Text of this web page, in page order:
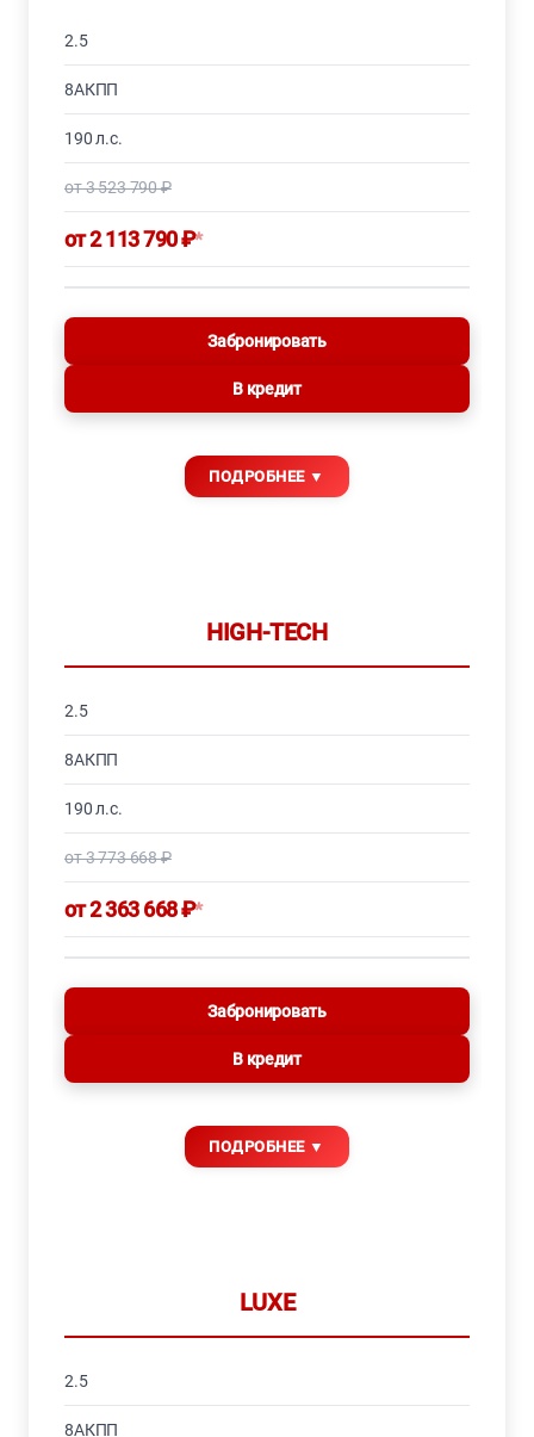
2.5
8АКПП
190 л.с.
от 3 523 790 ₽
от 2 113 790 ₽*
Забронировать
В кредит
HIGH-TECH
2.5
8АКПП
190 л.с.
от 3 773 668 ₽
от 2 363 668 ₽*
Забронировать
В кредит
LUXE
2.5
8АКПП